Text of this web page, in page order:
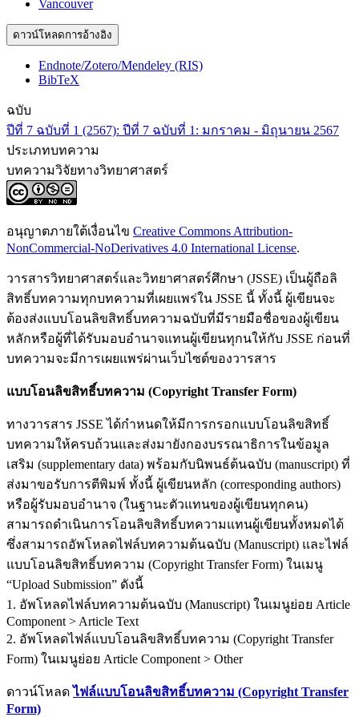
Vancouver
ดาวน์โหลดการอ้างอิง
Endnote/Zotero/Mendeley (RIS)
BibTeX
ฉบับ
ปีที่ 7 ฉบับที่ 1 (2567): ปีที่ 7 ฉบับที่ 1: มกราคม - มิถุนายน 2567
ประเภทบทความ
บทความวิจัยทางวิทยาศาสตร์
อนุญาตภายใต้เงื่อนไข Creative Commons Attribution-
NonCommercial-NoDerivatives 4.0 International License.
วารสารวิทยาศาสตร์และวิทยาศาสตร์ศึกษา (JSSE) เป็นผู้ถือลิ
สิทธิ์บทความทุกบทความที่เผยแพร่ใน JSSE นี้ ทั้งนี้ ผู้เขียนจะ
ต้องส่งแบบโอนลิขสิทธิ์บทความฉบับที่มีรายมือชื่อของผู้เขียน
หลักหรือผู้ที่ได้รับมอบอำนาจแทนผู้เขียนทุกนให้กับ JSSE ก่อนที่
บทความจะมีการเผยแพร่ผ่านเว็บไซต์ของวารสาร
แบบโอนลิขสิทธิ์บทความ (Copyright Transfer Form)
ทางวารสาร JSSE ได้กำหนดให้มีการกรอกแบบโอนลิขสิทธิ์
บทความให้ครบถ้วนและส่งมายังกองบรรณาธิการในข้อมูล
เสริม (supplementary data) พร้อมกับนิพนธ์ต้นฉบับ (manuscript) ที่
ส่งมาขอรับการตีพิมพ์ ทั้งนี้ ผู้เขียนหลัก (corresponding authors)
หรือผู้รับมอบอำนาจ (ในฐานะตัวแทนของผู้เขียนทุกคน)
สามารถดำเนินการโอนลิขสิทธิ์บทความแทนผู้เขียนทั้งหมดได้
ซึ่งสามารถอัพโหลดไฟล์บทความต้นฉบับ (Manuscript) และไฟล์
แบบโอนลิขสิทธิ์บทความ (Copyright Transfer Form) ในเมนู
“Upload Submission” ดังนี้
1. อัพโหลดไฟล์บทความต้นฉบับ (Manuscript) ในเมนูย่อย Article
Component > Article Text
2. อัพโหลดไฟล์แบบโอนลิขสิทธิ์บทความ (Copyright Transfer
Form) ในเมนูย่อย Article Component > Other
ดาวน์โหลดไฟล์แบบโอนลิขสิทธิ์บทความ (Copyright Transfer
Form)